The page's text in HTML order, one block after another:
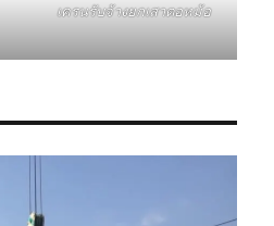
เครนรับจ้างยกเสาตอหม้อ